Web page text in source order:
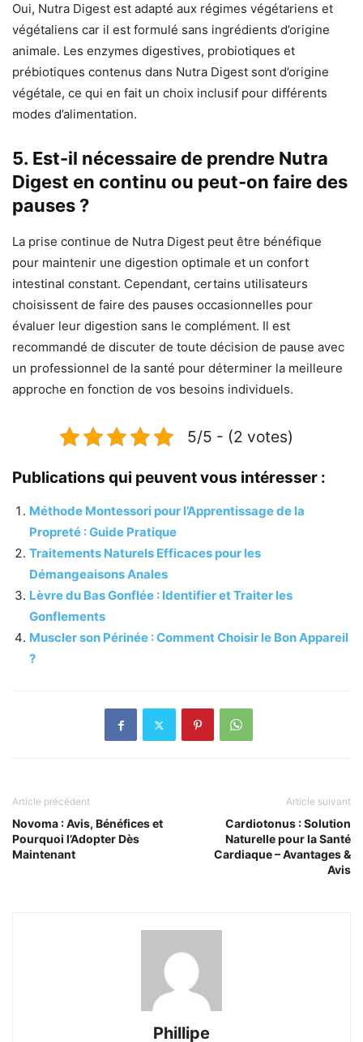
Oui, Nutra Digest est adapté aux régimes végétariens et
végétaliens car il est formulé sans ingrédients d’origine
animale. Les enzymes digestives, probiotiques et
prébiotiques contenus dans Nutra Digest sont d’origine
végétale, ce qui en fait un choix inclusif pour différents
modes d’alimentation.
5. Est-il nécessaire de prendre Nutra
Digest en continu ou peut-on faire des
pauses ?
La prise continue de Nutra Digest peut être bénéfique
pour maintenir une digestion optimale et un confort
intestinal constant. Cependant, certains utilisateurs
choisissent de faire des pauses occasionnelles pour
évaluer leur digestion sans le complément. Il est
recommandé de discuter de toute décision de pause avec
un professionnel de la santé pour déterminer la meilleure
approche en fonction de vos besoins individuels.
5/5 - (2 votes)
Publications qui peuvent vous intéresser :
Méthode Montessori pour l’Apprentissage de la
Propreté : Guide Pratique
Traitements Naturels Efficaces pour les
Démangeaisons Anales
Lèvre du Bas Gonflée : Identifier et Traiter les
Gonflements
Muscler son Périnée : Comment Choisir le Bon Appareil
?
Article précédent
Novoma : Avis, Bénéfices et
Pourquoi l’Adopter Dès
Maintenant
Article suivant
Cardiotonus : Solution
Naturelle pour la Santé
Cardiaque – Avantages &
Avis
Phillipe